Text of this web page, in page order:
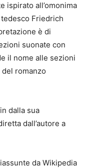
ispirato all’omonima
Friedrich
è di
suonate con
il nome alle sezioni
romanzo
dalla sua
dall’autore a
da Wikipedia